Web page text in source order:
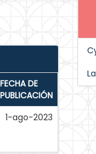
FECHA DE
PUBLICACIÓN
1-ago-2023